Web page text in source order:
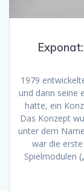
1979
und dann seine
hatte, ein
Das Konzept
unter dem
war die
Spielmodulen